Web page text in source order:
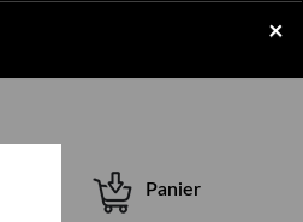
×
Panier